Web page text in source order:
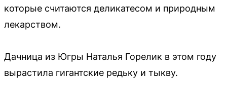
которые считаются деликатесом и природным
лекарством.
Дачница из Югры Наталья Горелик в этом году
вырастила гигантские редьку и тыкву.